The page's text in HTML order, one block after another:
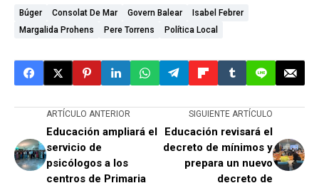
Búger Consolat De Mar Govern Balear
Isabel Febrer
Margalida Prohens
Pere Torrens Política Local
ARTÍCULO ANTERIOR
Educación ampliará el
servicio de
psicólogos a los
centros de Primaria
SIGUIENTE ARTÍCULO
Educación revisará el
decreto de mínimos y
prepara un nuevo
decreto de